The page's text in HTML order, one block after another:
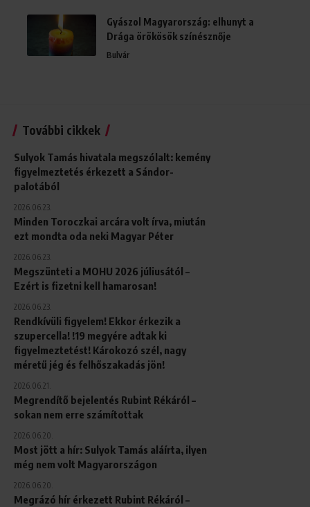
Gyászol Magyarország: elhunyt a
Drága örökösök színésznője
Bulvár
További cikkek
Sulyok Tamás hivatala megszólalt: kemény
figyelmeztetés érkezett a Sándor-
palotából
2026.06.23.
Minden Toroczkai arcára volt írva, miután
ezt mondta oda neki Magyar Péter
2026.06.23.
Megszünteti a MOHU 2026 júliusától –
Ezért is fizetni kell hamarosan!
2026.06.23.
Rendkívüli figyelem! Ekkor érkezik a
szupercella! !19 megyére adtak ki
figyelmeztetést! Károkozó szél, nagy
méretű jég és felhőszakadás jön!
2026.06.21.
Megrendítő bejelentés Rubint Rékáról –
sokan nem erre számítottak
2026.06.20.
Most jött a hír: Sulyok Tamás aláírta, ilyen
még nem volt Magyarországon
2026.06.20.
Megrázó hír érkezett Rubint Rékáról –